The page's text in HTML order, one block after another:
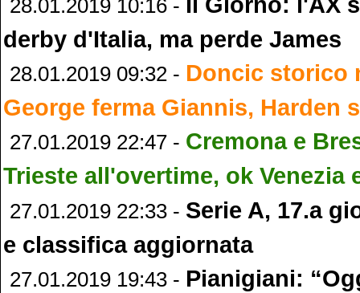
28.01.2019 10:16 -
derby d'Italia, ma perde James
28.01.2019 09:32 - Doncic storico
George ferma Giannis, Harden
27.01.2019 22:47 - Cremona e
Trieste all'overtime, ok Venezia
27.01.2019 22:33 - Serie A, 17.a
e classifica aggiornata
27.01.2019 19:43 - Pianigiani: